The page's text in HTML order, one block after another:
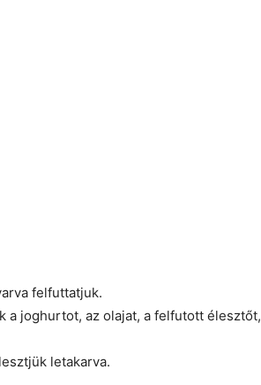
felfuttatjuk.
a joghurtot, az olajat, a felfutott élesztőt,
letakarva.